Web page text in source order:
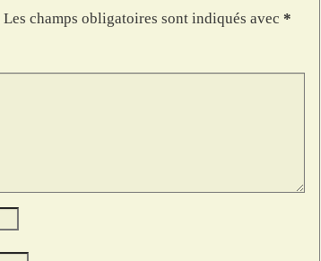
Les champs obligatoires sont indiqués avec *